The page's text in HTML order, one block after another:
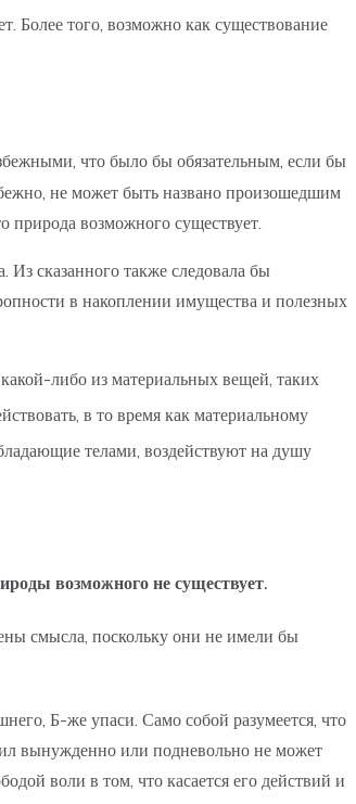
Более того, возможно как существование
что было бы обязательным, если бы
не может быть названо произошедшим
природа возможного существует.
сказанного также следовала бы
в накоплении имущества и полезных
либо из материальных вещей, таких
в то время как материальному
телами, воздействуют на душу
возможного не существует.
смысла, поскольку они не имели бы
Б-же упаси. Само собой разумеется, что
вынужденно или подневольно не может
воли в том, что касается его действий и